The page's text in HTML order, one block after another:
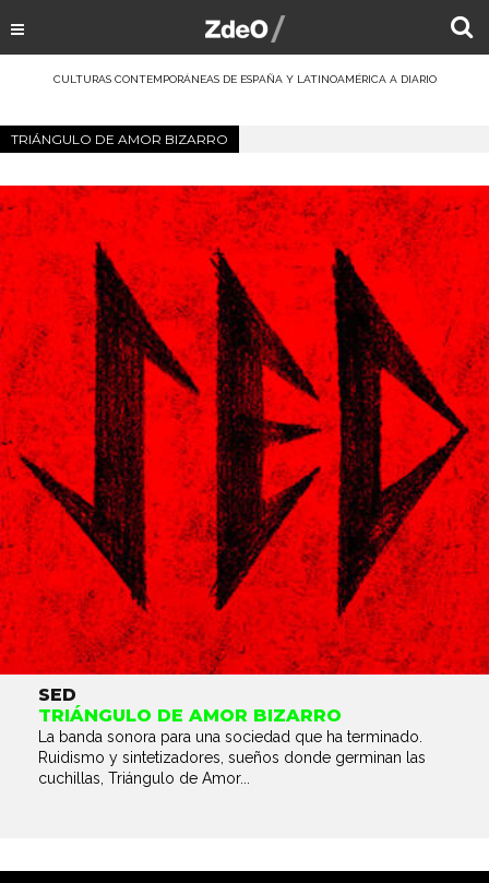
CULTURAS CONTEMPORÁNEAS DE ESPAÑA Y LATINOAMÉRICA A DIARIO
TRIÁNGULO DE AMOR BIZARRO
SED
TRIÁNGULO DE AMOR BIZARRO
La banda sonora para una sociedad que ha terminado.
Ruidismo y sintetizadores, sueños donde germinan las
cuchillas, Triángulo de Amor...